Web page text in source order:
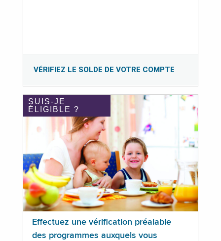
VÉRIFIEZ LE SOLDE DE VOTRE COMPTE
SUIS-JE
ÉLIGIBLE ?
Effectuez une vérification préalable
des programmes auxquels vous